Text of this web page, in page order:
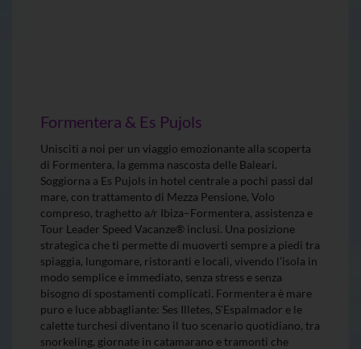
Formentera & Es Pujols
Unisciti a noi per un viaggio emozionante alla scoperta
di Formentera, la gemma nascosta delle Baleari.
Soggiorna a Es Pujols in hotel centrale a pochi passi dal
mare, con trattamento di Mezza Pensione, Volo
compreso, traghetto a/r Ibiza–Formentera, assistenza e
Tour Leader Speed Vacanze® inclusi. Una posizione
strategica che ti permette di muoverti sempre a piedi tra
spiaggia, lungomare, ristoranti e locali, vivendo l’isola in
modo semplice e immediato, senza stress e senza
bisogno di spostamenti complicati. Formentera è mare
puro e luce abbagliante: Ses Illetes, S’Espalmador e le
calette turchesi diventano il tuo scenario quotidiano, tra
snorkeling, giornate in catamarano e tramonti che